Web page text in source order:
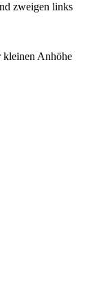
zweigen links
kleinen Anhöhe